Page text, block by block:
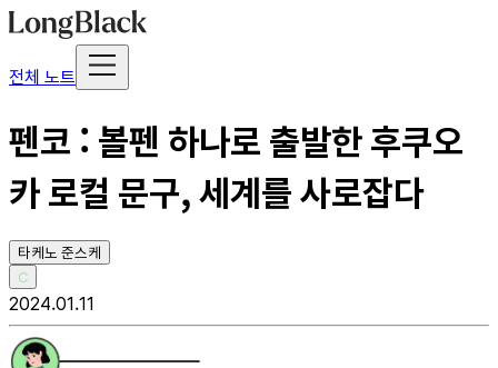
전체 노트
펜코 : 볼펜 하나로 출발한 후쿠오
카 로컬 문구, 세계를 사로잡다
타케노 준스케
C
2024.01.11